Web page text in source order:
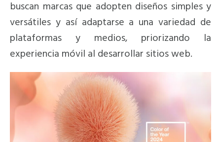
buscan marcas que adopten diseños simples y
versátiles y así adaptarse a una variedad de
plataformas y medios, priorizando la
experiencia móvil al desarrollar sitios web.